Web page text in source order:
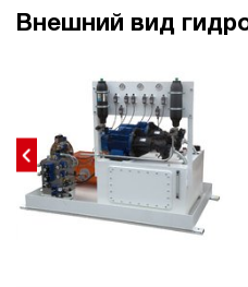
Реле давления
Внешний вид